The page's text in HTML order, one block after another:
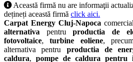
Această firmă nu are informaţii
dețineți această firmă click aici.
Carpat Energy Cluj-Napoca
alternativa pentruproductia de
fotovoltaice,turbine eoliene,
alternativa pentru productia de
caldura, pompe de caldura pentru